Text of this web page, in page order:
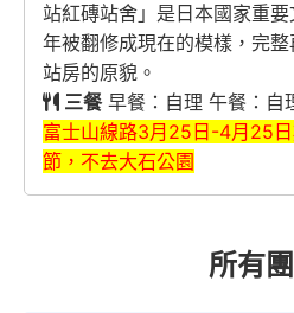
站紅磚站舍」是日本國家重
年被翻修成現在的模樣，完
站房的原貌。
三餐早餐：自理 午餐：自
富士山線路3月25日-4月25
節，不去大石公園
所有